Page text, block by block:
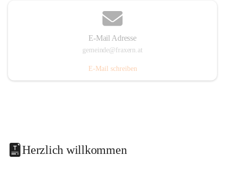
E-Mail Adresse
gemeinde@fraxern.at
E-Mail schreiben
Herzlich willkommen